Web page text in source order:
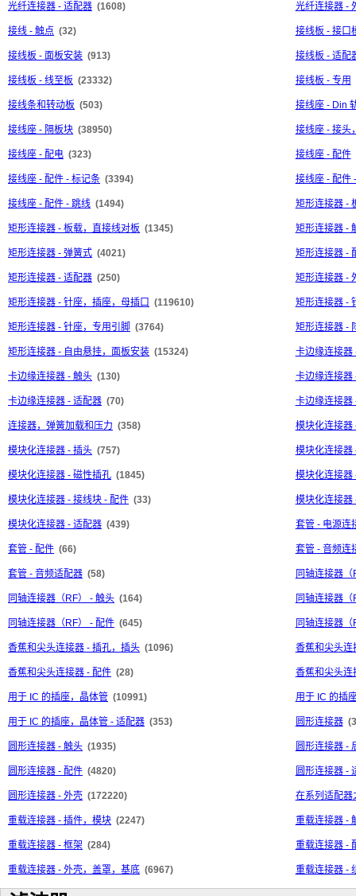
光纤连接器 - 适配器 (1608) 光纤连接器 -
接线 - 触点 (32) 接线板 - 接口
接线板 - 面板安装 (913) 接线板 - 适配
接线板 - 线至板 (23332) 接线板 - 专用
接线条和转动板 (503) 接线座 - Din
接线座 - 隔板块 (38950) 接线座 - 接头
接线座 - 配电 (323) 接线座 - 配件
接线座 - 配件 - 标记条 (3394) 接线座 - 配件
接线座 - 配件 - 跳线 (1494) 矩形连接器 -
矩形连接器 - 板载，直接线对板 (1345) 矩形连接器 -
矩形连接器 - 弹簧式 (4021) 矩形连接器 -
矩形连接器 - 适配器 (250) 矩形连接器 -
矩形连接器 - 针座，插座，母插口 (119610) 矩形连接器 -
矩形连接器 - 针座，专用引脚 (3764) 矩形连接器 -
矩形连接器 - 自由悬挂，面板安装 (15324) 卡边缘连接器
卡边缘连接器 - 触头 (130) 卡边缘连接器
卡边缘连接器 - 适配器 (70) 卡边缘连接器
连接器，弹簧加载和压力 (358) 模块化连接器
模块化连接器 - 插头 (757) 模块化连接器
模块化连接器 - 磁性插孔 (1845) 模块化连接器
模块化连接器 - 接线块 - 配件 (33) 模块化连接器
模块化连接器 - 适配器 (439) 套管 - 电源连
套管 - 配件 (66) 套管 - 音频连
套管 - 音频适配器 (58) 同轴连接器（
同轴连接器（RF） - 触头 (164) 同轴连接器
同轴连接器（RF） - 配件 (645) 同轴连接器
香蕉和尖头连接器 - 插孔，插头 (1096) 香蕉和尖头连
香蕉和尖头连接器 - 配件 (28) 香蕉和尖头连
用于 IC 的插座，晶体管 (10991) 用于 IC 的插
用于 IC 的插座，晶体管 - 适配器 (353) 圆形连接器
圆形连接器 - 触头 (1935) 圆形连接器 -
圆形连接器 - 配件 (4820) 圆形连接器 -
圆形连接器 - 外壳 (172220) 在系列适配器
重载连接器 - 插件，模块 (2247) 重载连接器 -
重载连接器 - 框架 (284) 重载连接器 -
重载连接器 - 外壳，盖罩，基底 (6967) 重载连接器 -